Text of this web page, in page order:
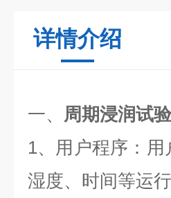
详情介绍
一、 周期浸润试
1、用户程序：
湿度、时间等运行